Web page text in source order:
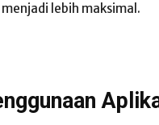
menjadi lebih maksimal.